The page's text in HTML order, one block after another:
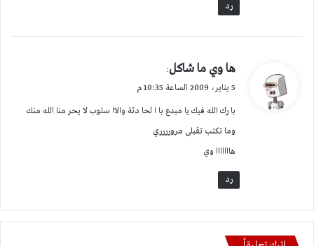
رد
ي
ل
ها وي ما شاكل:
5 يناير، 2009 الساعة 10:35 م
با رك الله فيك يا مبدع با ا لحا دثة والاا سلوب لا يحر منا الله منك
وما تكتب تقبلى مرورررري
هااااااا وي
رد